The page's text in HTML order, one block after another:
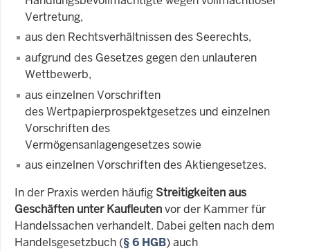
Vertretung,
aus den Rechtsverhältnissen des Seerechts,
aufgrund des Gesetzes gegen den unlauteren
Wettbewerb,
aus einzelnen Vorschriften
des Wertpapierprospektgesetzes und einzelnen
Vorschriften des
Vermögensanlagengesetzes sowie
aus einzelnen Vorschriften des Aktiengesetzes.
In der Praxis werden häufig Streitigkeiten aus
Geschäften unter Kaufleutenvor der Kammer für
Handelssachen verhandelt. Dabei gelten nach dem
Handelsgesetzbuch (§ 6 HGB) auch